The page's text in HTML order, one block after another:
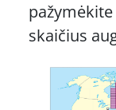
skaičius